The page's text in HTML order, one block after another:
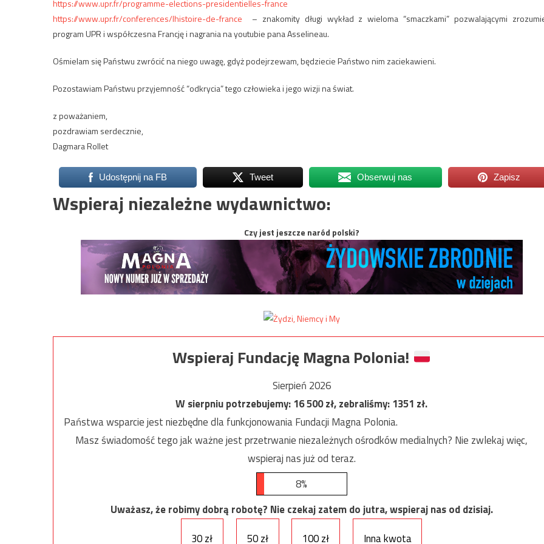
https://www.upr.fr/programme-elections-presidentielles-france
https://www.upr.fr/conferences/lhistoire-de-france – znakomity długi wykład z wieloma “smaczkami” pozwalającymi
program UPR i współczesna Francję i nagrania na youtubie pana Asselineau.
Ośmielam się Państwu zwrócić na niego uwagę, gdyż podejrzewam, będziecie Państwo nim zaciekawieni.
Pozostawiam Państwu przyjemność “odkrycia” tego człowieka i jego wizji na świat.
z poważaniem,
pozdrawiam serdecznie,
Dagmara Rollet
Udostępnij na FB Tweet Obserwuj nas Zapisz
Wspieraj niezależne wydawnictwo:
Czy jest jeszcze naród polski?
Wspieraj Fundację Magna Polonia!
Sierpień 2026
W sierpniu potrzebujemy:16 500zł, zebraliśmy:1351 zł.
Państwa wsparcie jest niezbędne dla funkcjonowania Fundacji Magna Polonia.
Masz świadomość tego jak ważne jest przetrwanie niezależnych ośrodków medialnych? Nie zwlekaj więc,
wspieraj nas już od teraz.
8%
Uważasz, że robimy dobrą robotę? Nie czekaj zatem do jutra, wspieraj nas od dzisiaj.
30 zł
50 zł 100 zł Inna kwota